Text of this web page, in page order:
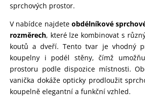
sprchových prostor.
V nabídce najdete obdélníkové
rozměrech, které lze kombinovat s
koutů a dveří. Tento tvar je vhodný
koupelny i podél stěny, čímž
prostoru podle dispozice místnosti.
vanička dokáže opticky prodloužit
koupelně elegantní a funkční vzhled.